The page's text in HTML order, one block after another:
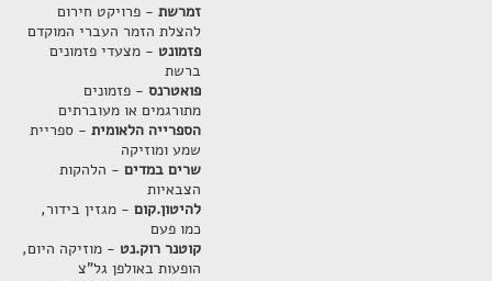
זמרשת- פרויקט חירום
להצלת הזמר העברי המוקדם
פזמונט - מצעדי פזמונים
ברשת
פואטרנס- פזמונים
מתורגמים או מעוברתים
הספרייה הלאומית- ספריית
שמע ומוזיקה
שרים במדים- הלהקות
הצבאיות
להיטון.קום- מגזין בידור,
כמו פעם
קוטנר רוק.נט - מוזיקה היום,
הופעות באולפן גל"צ